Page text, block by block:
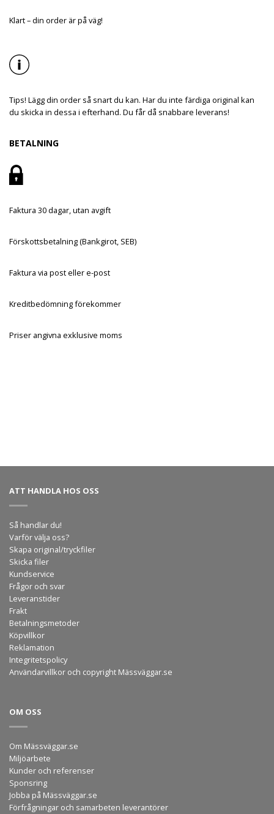
Klart – din order är på väg!
Tips! Lägg din order så snart du kan. Har du inte färdiga original kan
du skicka in dessa i efterhand. Du får då snabbare leverans!
BETALNING
Faktura 30 dagar, utan avgift
Förskottsbetalning (Bankgirot, SEB)
Faktura via post eller e-post
Kreditbedömning förekommer
Priser angivna exklusive moms
ATT HANDLA HOS OSS
Så handlar du!
Varför välja oss?
Skapa original/tryckfiler
Skicka filer
Kundservice
Frågor och svar
Leveranstider
Frakt
Betalningsmetoder
Köpvillkor
Reklamation
Integritetspolicy
Användarvillkor och copyright Mässväggar.se
OM OSS
Om Mässväggar.se
Miljöarbete
Kunder och referenser
Sponsring
Jobba på Mässväggar.se
Förfrågningar och samarbeten leverantörer